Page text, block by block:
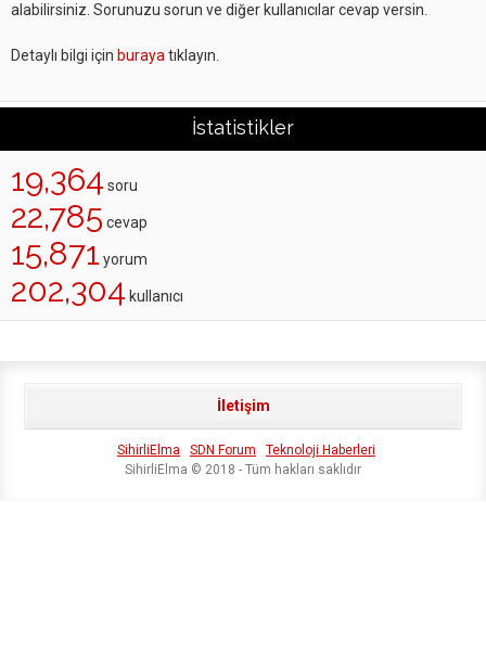
alabilirsiniz. Sorunuzu sorun ve diğer kullanıcılar cevap versin.
Detaylı bilgi için buraya tıklayın.
İstatistikler
19,364 soru
22,785 cevap
15,871 yorum
202,304 kullanıcı
İletişim
SihirliElma SDN Forum
Teknoloji Haberleri
SihirliElma © 2018 - Tüm hakları saklıdır